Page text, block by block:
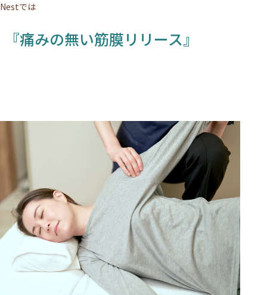
トップページ
VOICE
ACCESS
TOPICS
WEB予約する
電話予約
Nestでは
『痛みの無い筋膜リリース』